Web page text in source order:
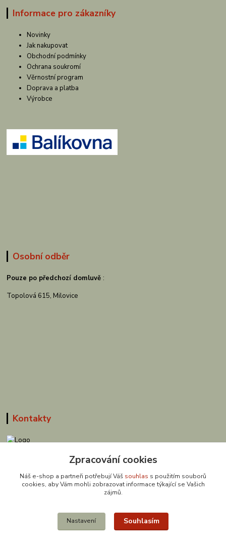
Informace pro zákazníky
Novinky
Jak nakupovat
Obchodní podmínky
Ochrana soukromí
Věrnostní program
Doprava a platba
Výrobce
Osobní odběr
Pouze po předchozí domluvě :
Topolová 615, Milovice
Kontakty
obchod@zuzishop.cz
Zpracování cookies
Náš e-shop a partneři potřebují Váš souhlas s použitím souborů
cookies, aby Vám mohli zobrazovat informace týkající se Vašich
zájmů.
Nastavení Souhlasím